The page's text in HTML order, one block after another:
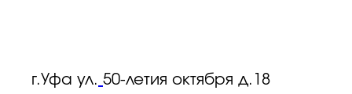
г.Уфа ул. 50-летия октября д.18